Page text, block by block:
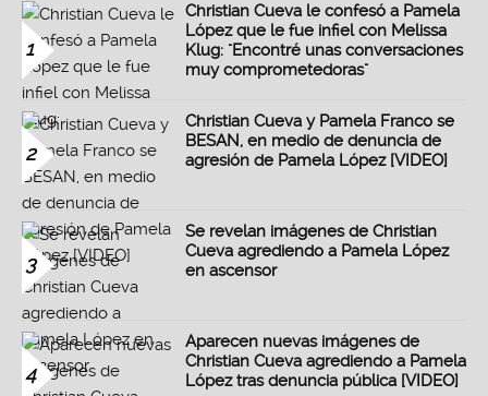
1
Christian Cueva le confesó a Pamela
López que le fue infiel con Melissa
Klug: "Encontré unas conversaciones
muy comprometedoras"
2
Christian Cueva y Pamela Franco se
BESAN, en medio de denuncia de
agresión de Pamela López [VIDEO]
3
Se revelan imágenes de Christian
Cueva agrediendo a Pamela López
en ascensor
4
Aparecen nuevas imágenes de
Christian Cueva agrediendo a Pamela
López tras denuncia pública [VIDEO]